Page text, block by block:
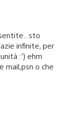
sto
infinite, per
:’) ehm
mail,psn o che